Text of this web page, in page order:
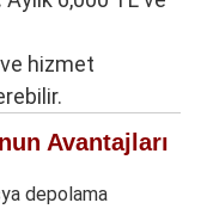
hizmet
Avantajları
depolama